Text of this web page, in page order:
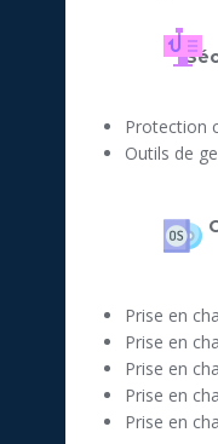
Protection
Outils de
Prise en
Prise en
Prise en
Prise en
Prise en